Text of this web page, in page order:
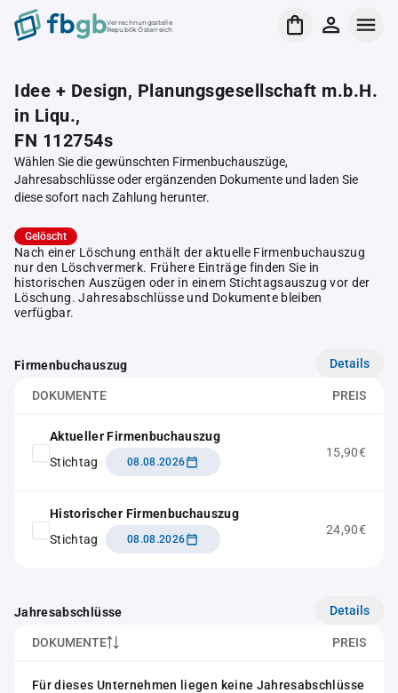
Verrechnungsstelle
Republik Österreich
Idee + Design, Planungsgesellschaft m.b.H.
in Liqu.,
FN 112754s
Wählen Sie die gewünschten Firmenbuchauszüge,
Jahresabschlüsse oder ergänzenden Dokumente und laden Sie
diese sofort nach Zahlung herunter.
Gelöscht
Nach einer Löschung enthält der aktuelle Firmenbuchauszug
nur den Löschvermerk. Frühere Einträge finden Sie in
historischen Auszügen oder in einem Stichtagsauszug vor der
Löschung. Jahresabschlüsse und Dokumente bleiben
verfügbar.
Firmenbuchauszug Details
DOKUMENTE PREIS
Aktueller Firmenbuchauszug
Stichtag
08.08.2026
15,90€
Historischer Firmenbuchauszug
Stichtag
08.08.2026
24,90€
Jahresabschlüsse Details
DOKUMENTE PREIS
Für dieses Unternehmen liegen keine Jahresabschlüsse